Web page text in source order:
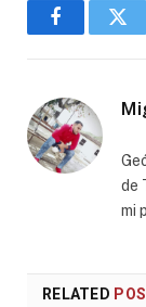
Facebook
de
mi
RELATED